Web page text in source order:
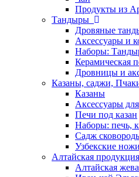
Продукты из
Тандыры
Дровяные
Аксессуары и
Наборы:
Керамическая
Дровницы и
Казаны, саджи,
Казаны
Аксессуары
Печи под казан
Наборы: печь,
Садж
Узбекские
Алтайская продукция
Алтайская